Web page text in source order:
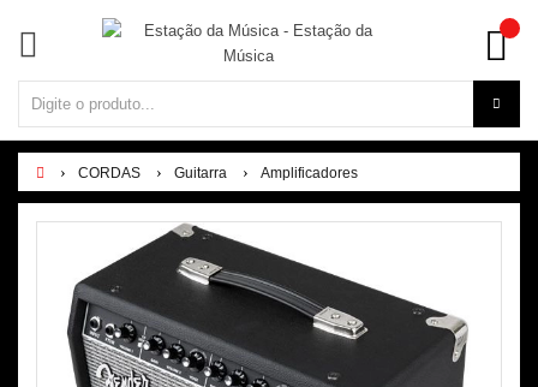
CORDAS Guitarra Amplificadores